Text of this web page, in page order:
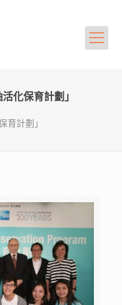
化保育計劃」
育計劃」